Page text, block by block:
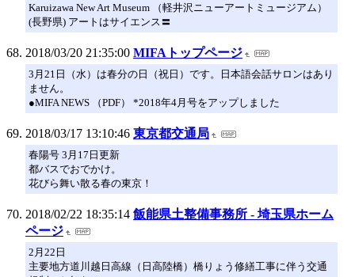
Karuizawa New Art Museum （軽井沢ニューアートミュージアム）
(長野県) アートはサイエンス〓
2018/03/20 21:35:00 MIFAトップページ
3月21日（水）は春分の日（祝日）です。日本語会話サロンはあり
ません。
●MIFA NEWS （PDF） *2018年4月号をアップしました
2018/03/17 13:10:46 東京都交通局
春陽号 3月17日更新
都バスでおでかけ。
花びら舞い散る春の東京！
2018/02/22 18:35:14 飯能県土整備事務所 - 埼玉県ホーム
ページ
2月22日
主要地方道川越日高線（日高陸橋）橋りょう修繕工事に伴う交通